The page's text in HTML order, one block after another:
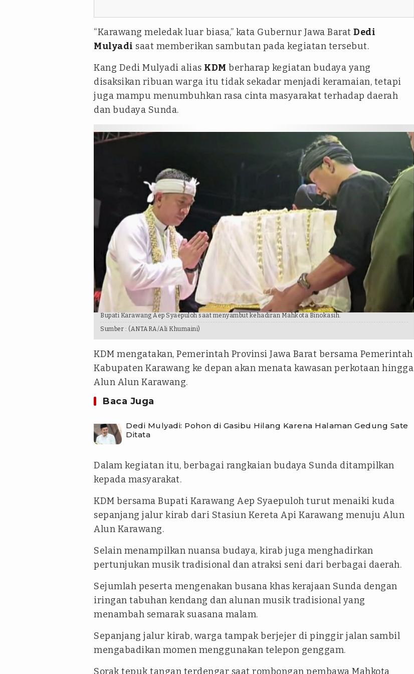
“Karawang meledak luar biasa,” kata Gubernur Jawa Barat Dedi
Mulyadi saat memberikan sambutan pada kegiatan tersebut.
Kang Dedi Mulyadi alias KDM berharap kegiatan budaya yang
disaksikan ribuan warga itu tidak sekadar menjadi keramaian, tetapi
juga mampu menumbuhkan rasa cinta masyarakat terhadap daerah
dan budaya Sunda.
Bupati Karawang Aep Syaepuloh saat menyambut kehadiran Mahkota Binokasih.
Sumber : (ANTARA/Ali Khumaini)
KDM mengatakan, Pemerintah Provinsi Jawa Barat bersama Pemerintah
Kabupaten Karawang ke depan akan menata kawasan perkotaan hingga
Alun Alun Karawang.
Baca Juga
Dedi Mulyadi: Pohon di Gasibu Hilang Karena Halaman Gedung Sate
Ditata
Dalam kegiatan itu, berbagai rangkaian budaya Sunda ditampilkan
kepada masyarakat.
KDM bersama Bupati Karawang Aep Syaepuloh turut menaiki kuda
sepanjang jalur kirab dari Stasiun Kereta Api Karawang menuju Alun
Alun Karawang.
Selain menampilkan nuansa budaya, kirab juga menghadirkan
pertunjukan musik tradisional dan atraksi seni dari berbagai daerah.
Sejumlah peserta mengenakan busana khas kerajaan Sunda dengan
iringan tabuhan kendang dan alunan musik tradisional yang
menambah semarak suasana malam.
Sepanjang jalur kirab, warga tampak berjejer di pinggir jalan sambil
mengabadikan momen menggunakan telepon genggam.
Sorak tepuk tangan terdengar saat rombongan pembawa Mahkota